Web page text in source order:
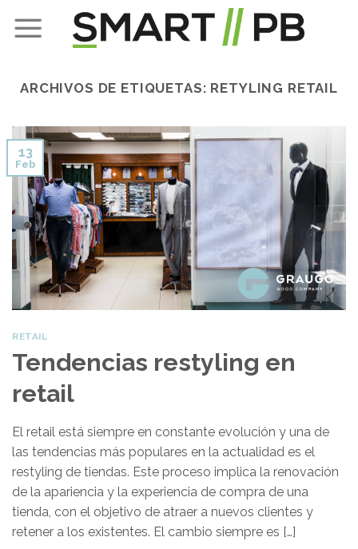
ARCHIVOS DE ETIQUETAS: RETYLING RETAIL
13
Feb
RETAIL
Tendencias restyling en
retail
El retail está siempre en constante evolución y una de
las tendencias más populares en la actualidad es el
restyling de tiendas. Este proceso implica la renovación
de la apariencia y la experiencia de compra de una
tienda, con el objetivo de atraer a nuevos clientes y
retener a los existentes. El cambio siempre es […]